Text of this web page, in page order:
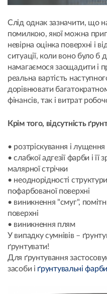
Слід однак зазначити, що
помилкою, якої можна
невірна оцінка поверхні і
ситуації, коли воно було б
намагаємося заощадити і
реальна вартість
дорівнювати
фінансів, так і витрат
Крім того, відсутність
• розтріскування і
• слабкої адгезії фарби і
малярної стрічки
• неоднорідності
пофарбованої поверхні
• виникнення "смуг",
поверхні
• виникнення плям
У випадку сумнівів –
ґрунтувати!
Для ґрунтування
засоби і ґрунтувальні фарби